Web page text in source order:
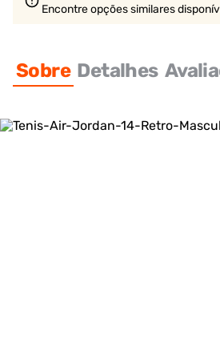
Encontre opções similares
Sobre Detalhes